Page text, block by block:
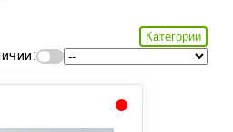
Категории